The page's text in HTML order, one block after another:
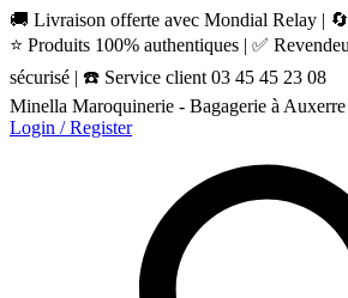
🚚 Livraison offerte avec Mondial Relay |
⭐ Produits 100% authentiques | ✅
sécurisé | ☎️ Service client 03 45 45 23 08
Minella Maroquinerie - Bagagerie à Auxerre
Login / Register